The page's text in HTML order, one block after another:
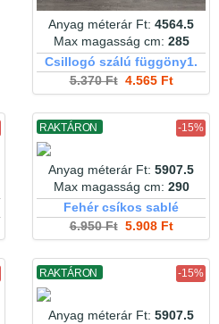
Anyag méterár Ft: 4564.5
Max magasság cm: 285
Csillogó szálú függöny1.
5.370 Ft4.565 Ft
RAKTÁRON -15%
Anyag méterár Ft: 5907.5
Max magasság cm: 290
Fehér csíkos sablé
6.950 Ft5.908 Ft
RAKTÁRON -15%
Anyag méterár Ft: 5907.5